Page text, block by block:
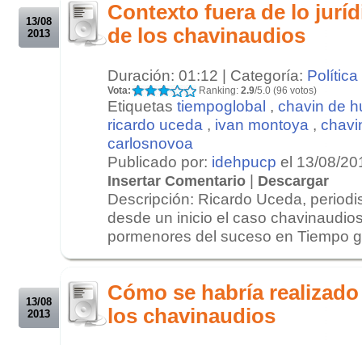
13/08
2013
Contexto fuera de lo
de los chavinaudios
Duración: 01:12 | Categoría: Política
Vota: Ranking: 2.9/5.0 (96 votos)
Etiquetas tiempoglobal , chavin de
ricardo uceda , ivan montoya ,
carlosnovoa
Publicado por: idehpucp el 13/08/
Insertar Comentario | Descargar
Descripción: Ricardo Uceda,
desde un inicio el caso
pormenores del suceso en Tiempo
13/08
2013
Cómo se habría
los chavinaudios